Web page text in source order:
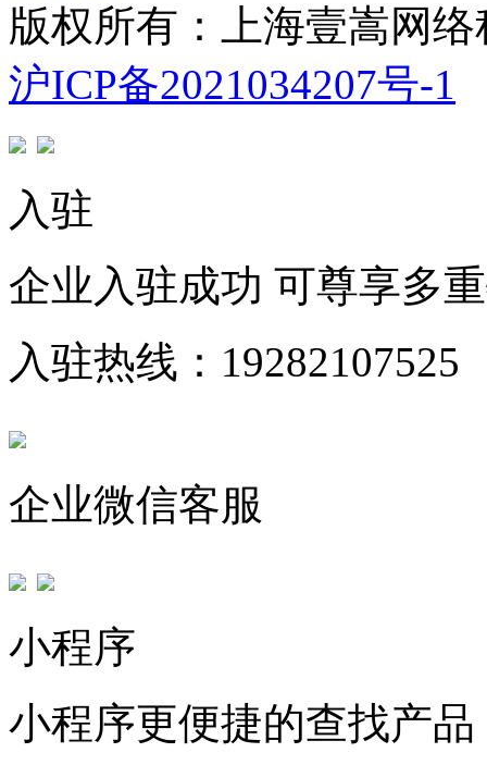
版权所有：上海壹嵩网
沪ICP备2021034207号-1
入驻
企业入驻成功 可尊享多
入驻热线：19282107525
企业微信客服
小程序
小程序更便捷的查找产品